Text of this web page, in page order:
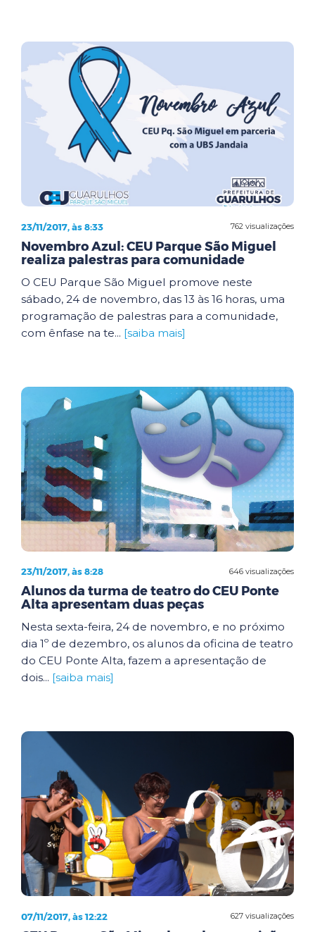
762 visualizações
23/11/2017, às 8:33
Novembro Azul: CEU Parque São Miguel
realiza palestras para comunidade
O CEU Parque São Miguel promove neste
sábado, 24 de novembro, das 13 às 16 horas, uma
programação de palestras para a comunidade,
com ênfase na te... [saiba mais]
646 visualizações
23/11/2017, às 8:28
Alunos da turma de teatro do CEU Ponte
Alta apresentam duas peças
Nesta sexta-feira, 24 de novembro, e no próximo
dia 1º de dezembro, os alunos da oficina de teatro
do CEU Ponte Alta, fazem a apresentação de
dois... [saiba mais]
627 visualizações
07/11/2017, às 12:22